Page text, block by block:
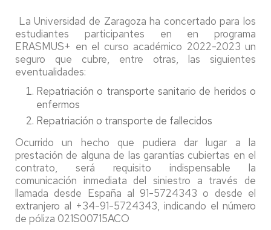
La Universidad de Zaragoza ha concertado para los
estudiantes participantes en en programa
ERASMUS+ en el curso académico 2022-2023 un
seguro que cubre, entre otras, las siguientes
eventualidades:
Repatriación o transporte sanitario de heridos o
enfermos
Repatriación o transporte de fallecidos
Ocurrido un hecho que pudiera dar lugar a la
prestación de alguna de las garantías cubiertas en el
contrato, será requisito indispensable la
comunicación inmediata del siniestro a través de
llamada desde España al 91-5724343 o desde el
extranjero al +34-91-5724343, indicando el número
de póliza 021S00715ACO